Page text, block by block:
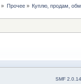
» Прочее» Куплю, продам,
SMF 2.0.14